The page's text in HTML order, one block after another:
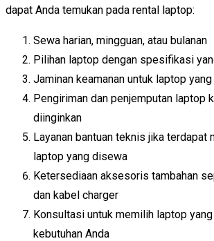
dapat Anda temukan pada rental laptop:
Sewa harian, mingguan, atau bulanan
Pilihan laptop dengan spesifikasi
Jaminan keamanan untuk laptop
Pengiriman dan penjemputan laptop
diinginkan
Layanan bantuan teknis jika terdapat
laptop yang disewa
Ketersediaan aksesoris tambahan
dan kabel charger
Konsultasi untuk memilih laptop
kebutuhan Anda